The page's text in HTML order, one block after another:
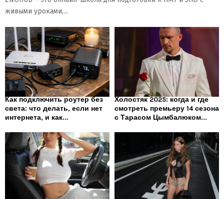
живыми уроками,...
Как подключить роутер без
света: что делать, если нет
интернета, и как...
Холостяк 2025: когда и где
смотреть премьеру 14 сезона
с Тарасом Цымбалюком...